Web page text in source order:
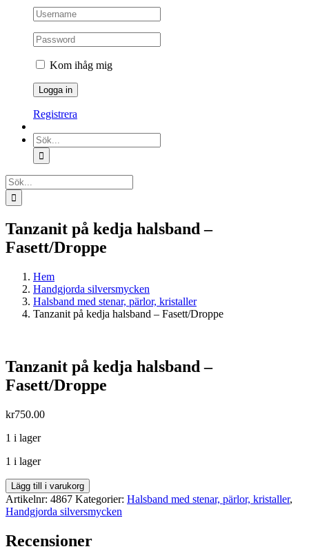
Kom ihåg mig
Registrera
Sök
efter:
Sök
efter:
Tanzanit på kedja halsband –
Fasett/Droppe
Hem
Handgjorda silversmycken
Halsband med stenar, pärlor, kristaller
Tanzanit på kedja halsband – Fasett/Droppe
Tanzanit på kedja halsband –
Fasett/Droppe
kr750.00
1 i lager
1 i lager
Tanzanit
på
kedja
halsband
-
Fasett/Droppe
Lägg till i varukorg
Artikelnr: 4867 Kategorier: Halsband med stenar, pärlor, kristaller,
Handgjorda silversmycken
Recensioner